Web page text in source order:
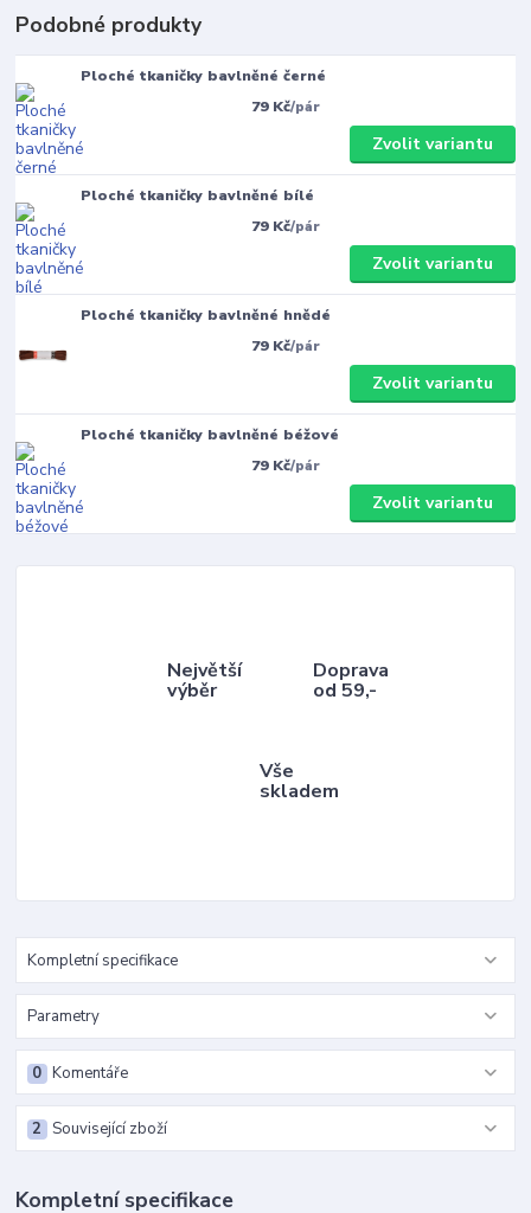
Podobné produkty
Ploché tkaničky bavlněné černé
79 Kč/pár
Zvolit variantu
Ploché tkaničky bavlněné bílé
79 Kč/pár
Zvolit variantu
Ploché tkaničky bavlněné hnědé
79 Kč/pár
Zvolit variantu
Ploché tkaničky bavlněné béžové
79 Kč/pár
Zvolit variantu
Největší
výběr
Doprava
od 59,-
Vše
skladem
Kompletní specifikace
Parametry
Komentáře
0
Související zboží
2
Kompletní specifikace